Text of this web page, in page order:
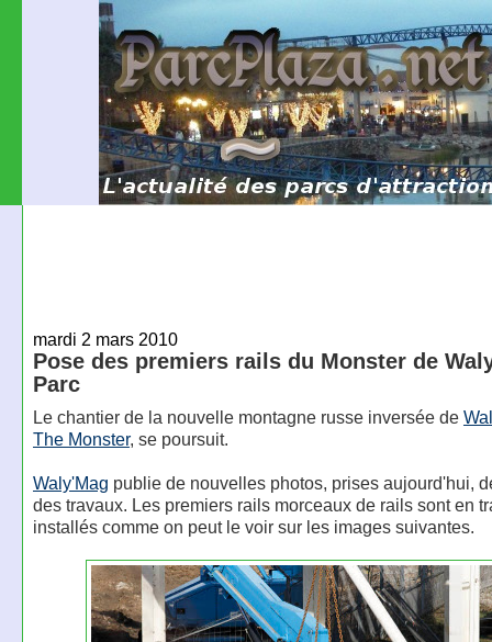
mardi 2 mars 2010
Pose des premiers rails du Monster de
Parc
Le chantier de la nouvelle montagne russe inversée de
The Monster, se poursuit.
Waly'Mag publie de nouvelles photos, prises aujourd'hui,
des travaux. Les premiers rails morceaux de rails sont en
installés comme on peut le voir sur les images suivantes.